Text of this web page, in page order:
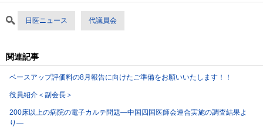
日医ニュース 代議員会
関連記事
ベースアップ評価料の8月報告に向けたご準備をお願いいたします！！
役員紹介＜副会長＞
200床以上の病院の電子カルテ問題―中国四国医師会連合実施の調査結果よ
り―